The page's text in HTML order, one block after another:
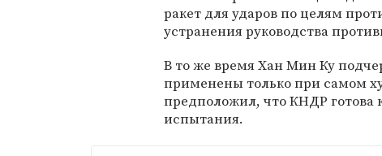
ракет для ударов по целям
устранения руководства
В то же время Хан Мин Ку
применены только при самом
предположил, что КНДР готова
испытания.